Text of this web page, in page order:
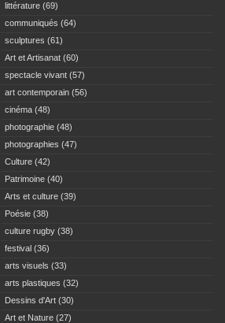
littérature (69)
communiqués (64)
sculptures (61)
Art et Artisanat (60)
spectacle vivant (57)
art contemporain (56)
cinéma (48)
photographie (48)
photographies (47)
Culture (42)
Patrimoine (40)
Arts et culture (39)
Poésie (38)
culture rugby (38)
festival (36)
arts visuels (33)
arts plastiques (32)
Dessins d'Art (30)
Art et Nature (27)